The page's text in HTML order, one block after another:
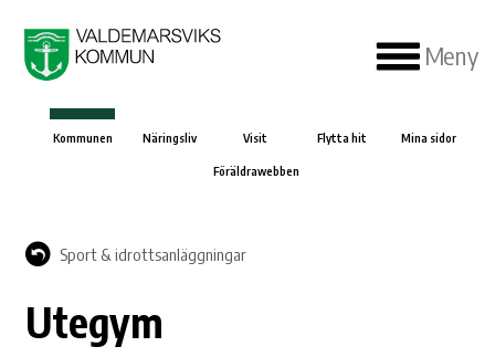
Meny
Kommunen Näringsliv Visit Flytta hit Mina sidor
Föräldrawebben
Sport & idrottsanläggningar
Utegym